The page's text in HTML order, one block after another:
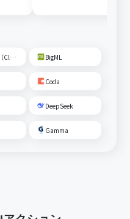
Anthropic（Claude） BigML
Coda
DeepSeek
Gamma